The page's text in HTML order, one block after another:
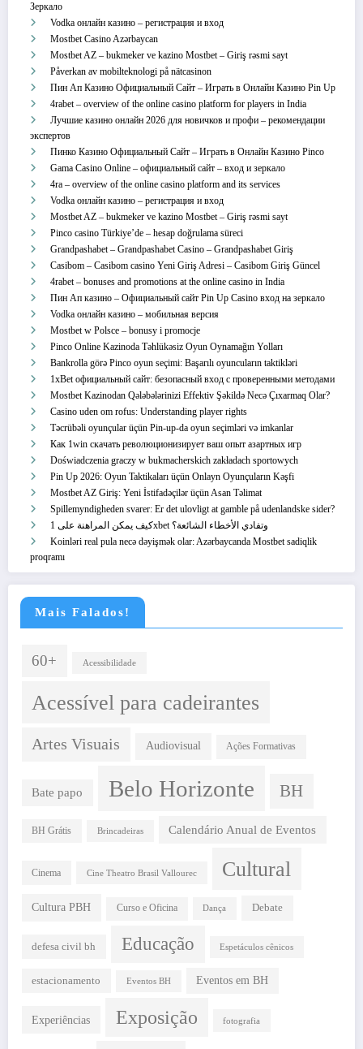
Зеркало
Vodka онлайн казино – регистрация и вход
Mostbet Casino Azərbaycan
Mostbet AZ – bukmeker ve kazino Mostbet – Giriş rəsmi sayt
Påverkan av mobilteknologi på nätcasinon
Пин Ап Казино Официальный Сайт – Играть в Онлайн Казино Pin Up
4rabet – overview of the online casino platform for players in India
Лучшие казино онлайн 2026 для новичков и профи – рекомендации
экспертов
Пинко Казино Официальный Сайт – Играть в Онлайн Казино Pinco
Gama Casino Online – официальный сайт – вход и зеркало
4ra – overview of the online casino platform and its services
Vodka онлайн казино – регистрация и вход
Mostbet AZ – bukmeker ve kazino Mostbet – Giriş rəsmi sayt
Pinco casino Türkiye’de – hesap doğrulama süreci
Grandpashabet – Grandpashabet Casino – Grandpashabet Giriş
Casibom – Casibom casino Yeni Giriş Adresi – Casibom Giriş Güncel
4rabet – bonuses and promotions at the online casino in India
Пин Ап казино – Официальный сайт Pin Up Casino вход на зеркало
Vodka онлайн казино – мобильная версия
Mostbet w Polsce – bonusy i promocje
Pinco Online Kazinoda Təhlükəsiz Oyun Oynamağın Yolları
Bankrolla görə Pinco oyun seçimi: Başarılı oyuncuların taktikləri
1xBet официальный сайт: безопасный вход с проверенными методами
Mostbet Kazinodan Qələbələrinizi Effektiv Şəkildə Necə Çıxarmaq Olar?
Casino uden om rofus: Understanding player rights
Təcrübəli oyunçular üçün Pin-up-da oyun seçimləri və imkanlar
Как 1win скачать революционизирует ваш опыт азартных игр
Doświadczenia graczy w bukmacherskich zakładach sportowych
Pin Up 2026: Oyun Taktikaları üçün Onlayn Oyunçuların Kəşfi
Mostbet AZ Giriş: Yeni İstifadəçilər üçün Asan Təlimat
Spillemyndigheden svarer: Er det ulovligt at gamble på udenlandske sider?
كيف يمكن المراهنة على 1xbet وتفادي الأخطاء الشائعة؟
Koinləri real pula necə dəyişmək olar: Azərbaycanda Mostbet sadiqlik
proqramı
Mais Falados!
60+ Acessibilidade
Acessível para cadeirantes
Artes Visuais Audiovisual Ações Formativas
Bate papo Belo Horizonte BH
BH Grátis Brincadeiras Calendário Anual de Eventos
Cinema Cine Theatro Brasil Vallourec Cultural
Cultura PBH Curso e Oficina Dança Debate
defesa civil bh Educação Espetáculos cênicos
estacionamento Eventos BH Eventos em BH
Experiências Exposição fotografia